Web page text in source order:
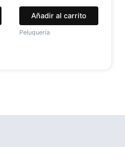
Añadir al carrito
Peluquería